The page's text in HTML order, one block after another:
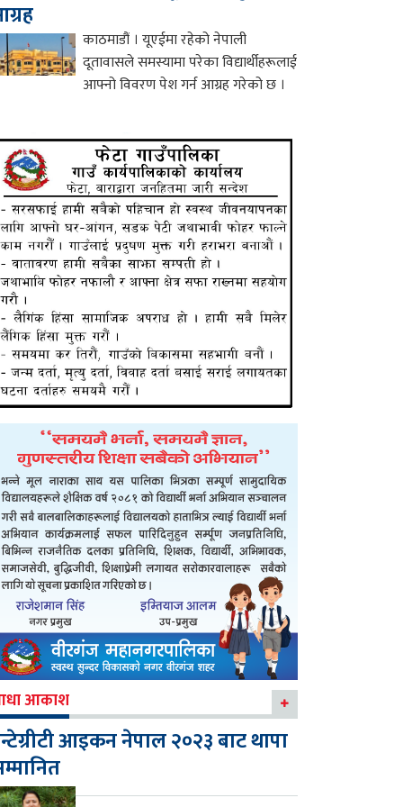
काठमाडौं । यूएईमा रहेको नेपाली
दूतावासले समस्यामा परेका विद्यार्थीहरूलाई
आफ्नो विवरण पेश गर्न आग्रह गरेको छ ।
आकाश
आइकन नेपाल २०२३ बाट थापा